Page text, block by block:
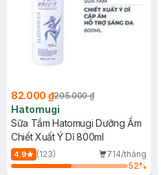
82.000 ₫205.000 ₫
Hatomugi
Sữa Tắm Hatomugi Dưỡng Ẩm
Chiết Xuất Ý Dĩ 800ml
4.9 (123)
714/tháng
52%